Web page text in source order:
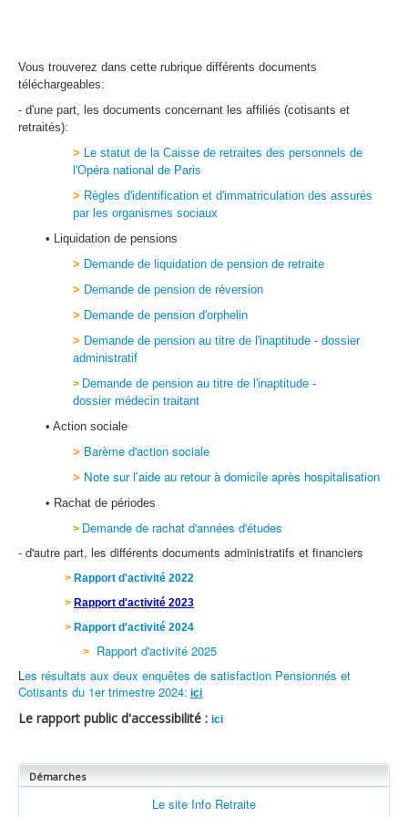
Vous trouverez dans cette rubrique différents documents
téléchargeables:
- d'une part, les documents concernant les affiliés (cotisants et
retraités):
> Le statut de la Caisse de retraites des personnels de
l'Opéra national de Paris
> Règles d'identification et d'immatriculation des assurés
par les organismes sociaux
• Liquidation de pensions
> Demande de liquidation de pension de retraite
> Demande de pension de réversion
> Demande de pension d'orphelin
> Demande de pension au titre de l'inaptitude - dossier
administratif
> Demande de pension au titre de l'inaptitude -
dossier médecin traitant
• Action sociale
> Barème d'action sociale
> Note sur l'aide au retour à domicile après hospitalisation
• Rachat de périodes
> Demande de rachat d'années d'études
- d'autre part, les différents documents administratifs et financiers
> Rapport d'activité 2022
> Rapport d'activité 2023
> Rapport d'activité 2024
>
Rapport d'activité 2025
Les résultats aux deux enquêtes de satisfaction Pensionnés et
Cotisants du 1er trimestre 2024: ici
Le rapport public d'accessibilité : ici
Démarches
Le site Info Retraite